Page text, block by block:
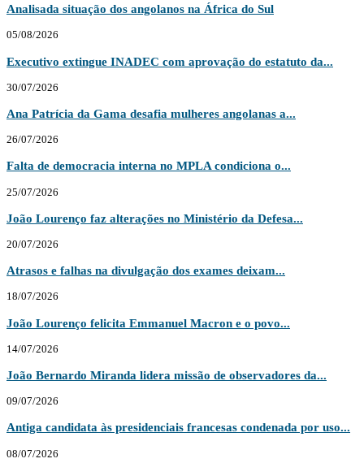
Analisada situação dos angolanos na África do Sul
05/08/2026
Executivo extingue INADEC com aprovação do estatuto da...
30/07/2026
Ana Patrícia da Gama desafia mulheres angolanas a...
26/07/2026
Falta de democracia interna no MPLA condiciona o...
25/07/2026
João Lourenço faz alterações no Ministério da Defesa...
20/07/2026
Atrasos e falhas na divulgação dos exames deixam...
18/07/2026
João Lourenço felicita Emmanuel Macron e o povo...
14/07/2026
João Bernardo Miranda lidera missão de observadores da...
09/07/2026
Antiga candidata às presidenciais francesas condenada por uso...
08/07/2026